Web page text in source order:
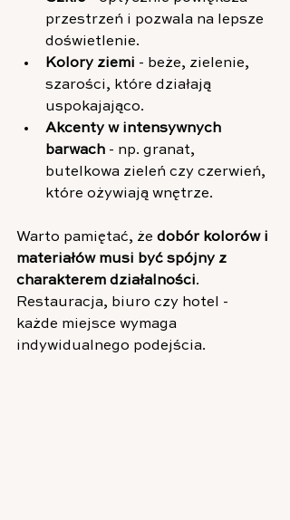
przestrzeń i pozwala na lepsze
doświetlenie.
Kolory ziemi - beże, zielenie,
szarości, które działają
uspokajająco.
Akcenty w intensywnych
barwach - np. granat,
butelkowa zieleń czy czerwień,
które ożywiają wnętrze.
Warto pamiętać, że dobór kolorów i
materiałów musi być spójny z
charakterem działalności.
Restauracja, biuro czy hotel -
każde miejsce wymaga
indywidualnego podejścia.